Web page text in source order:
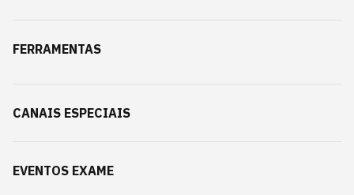
FERRAMENTAS
CANAIS ESPECIAIS
EVENTOS EXAME